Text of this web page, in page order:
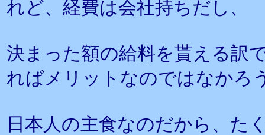
れど、経費は会社持ちだし、
決まった額の給料を貰える訳
ればメリットなのではなかろ
日本人の主食なのだから、た